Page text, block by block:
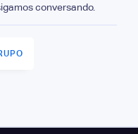
conversando.